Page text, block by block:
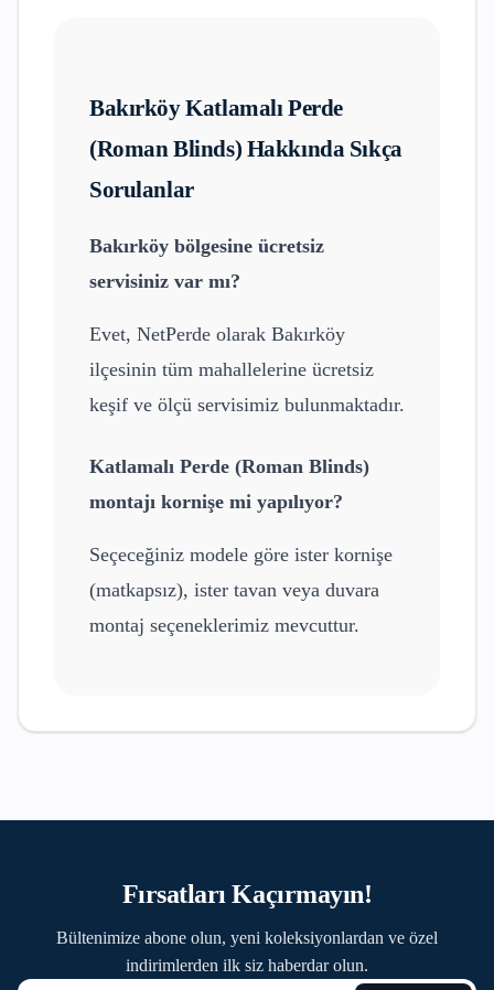
BakırköyKatlamalı Perde
(Roman Blinds) Hakkında Sıkça
Sorulanlar
Bakırköy bölgesine ücretsiz
servisiniz var mı?
Evet, NetPerde olarak Bakırköy
ilçesinin tüm mahallelerine ücretsiz
keşif ve ölçü servisimiz bulunmaktadır.
Katlamalı Perde (Roman Blinds)
montajı kornişe mi yapılıyor?
Seçeceğiniz modele göre ister kornişe
(matkapsız), ister tavan veya duvara
montaj seçeneklerimiz mevcuttur.
Fırsatları Kaçırmayın!
Bültenimize abone olun, yeni koleksiyonlardan ve özel
indirimlerden ilk siz haberdar olun.